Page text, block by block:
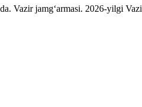
Vazir jamgʻarmasi. 2026-yilgi